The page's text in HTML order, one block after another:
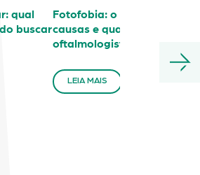
qual
buscar
Fotofobia: o que é,
causas e quando procurar
oftalmologista
LEIA MAIS